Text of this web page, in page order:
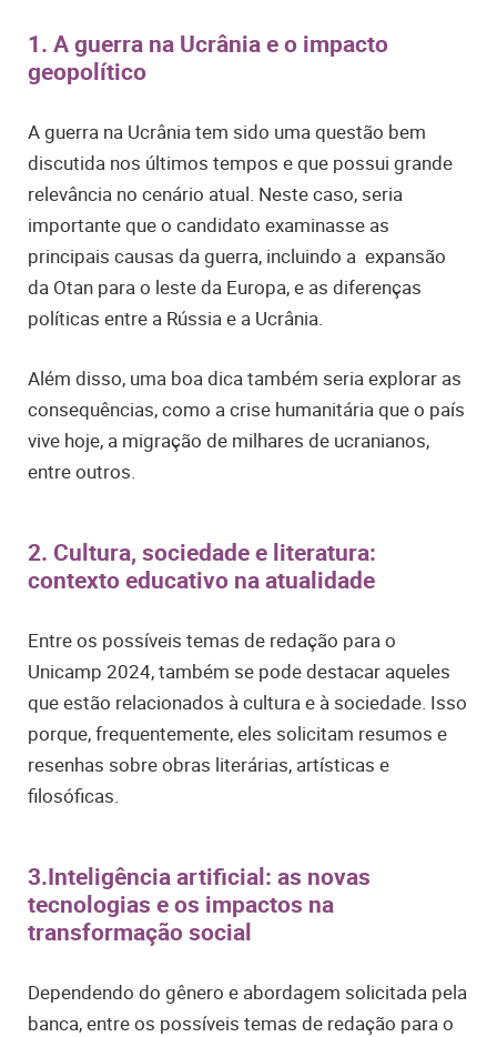
1. A guerra na Ucrânia e o impacto
geopolítico
A guerra na Ucrânia tem sido uma questão bem
discutida nos últimos tempos e que possui grande
relevância no cenário atual. Neste caso, seria
importante que o candidato examinasse as
principais causas da guerra, incluindo a expansão
da Otan para o leste da Europa, e as diferenças
políticas entre a Rússia e a Ucrânia.
Além disso, uma boa dica também seria explorar as
consequências, como a crise humanitária que o país
vive hoje, a migração de milhares de ucranianos,
entre outros.
2. Cultura, sociedade e literatura:
contexto educativo na atualidade
Entre os possíveis temas de redação para o
Unicamp 2024, também se pode destacar aqueles
que estão relacionados à cultura e à sociedade. Isso
porque, frequentemente, eles solicitam resumos e
resenhas sobre obras literárias, artísticas e
filosóficas.
3.Inteligência artificial: as novas
tecnologias e os impactos na
transformação social
Dependendo do gênero e abordagem solicitada pela
banca, entre os possíveis temas de redação para o